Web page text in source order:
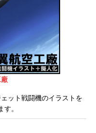
ット戦闘機のイラストを
。